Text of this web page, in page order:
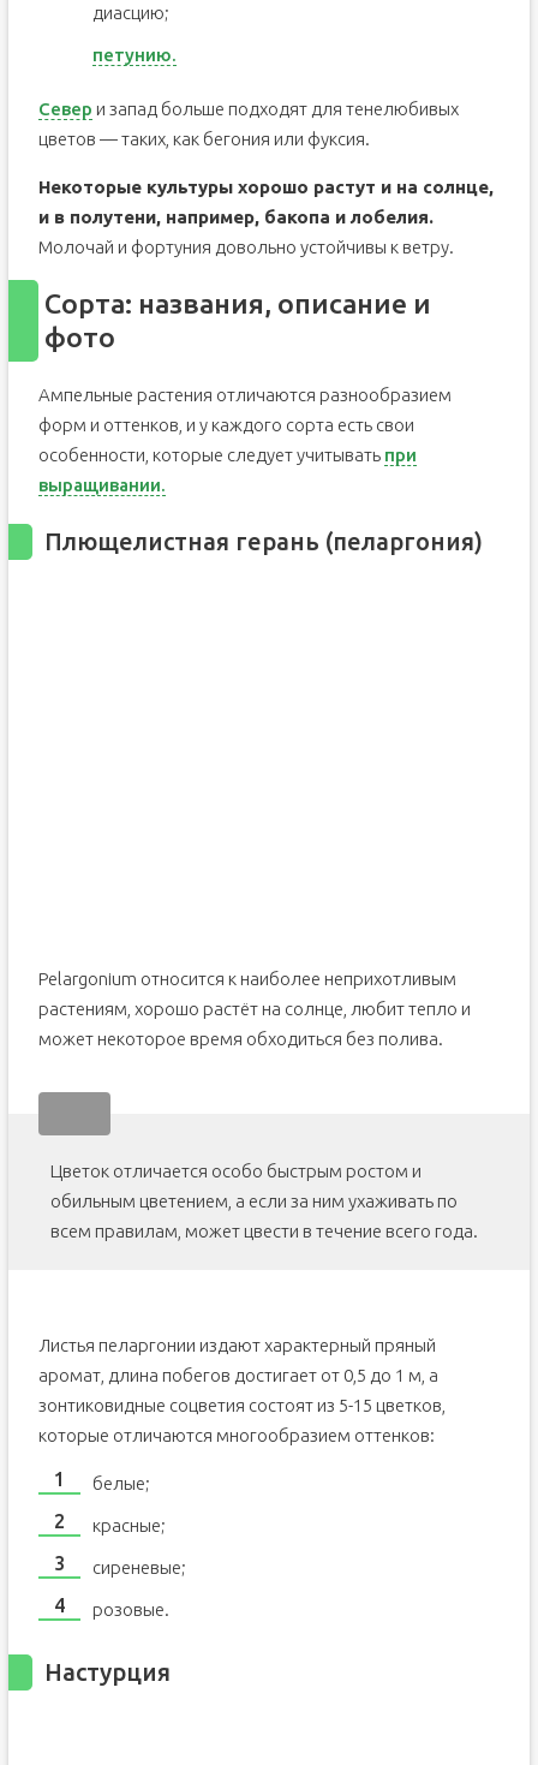
диасцию;
петунию.
Север и запад больше подходят для тенелюбивых
цветов — таких, как бегония или фуксия.
Некоторые культуры хорошо растут и на солнце,
и в полутени, например, бакопа и лобелия.
Молочай и фортуния довольно устойчивы к ветру.
Сорта: названия, описание и
фото
Ампельные растения отличаются разнообразием
форм и оттенков, и у каждого сорта есть свои
особенности, которые следует учитывать при
выращивании.
Плющелистная герань (пеларгония)
Pelargonium относится к наиболее неприхотливым
растениям, хорошо растёт на солнце, любит тепло и
может некоторое время обходиться без полива.
Цветок отличается особо быстрым ростом и
обильным цветением, а если за ним ухаживать по
всем правилам, может цвести в течение всего года.
Листья пеларгонии издают характерный пряный
аромат, длина побегов достигает от 0,5 до 1 м, а
зонтиковидные соцветия состоят из 5-15 цветков,
которые отличаются многообразием оттенков:
белые;
красные;
сиреневые;
розовые.
Настурция